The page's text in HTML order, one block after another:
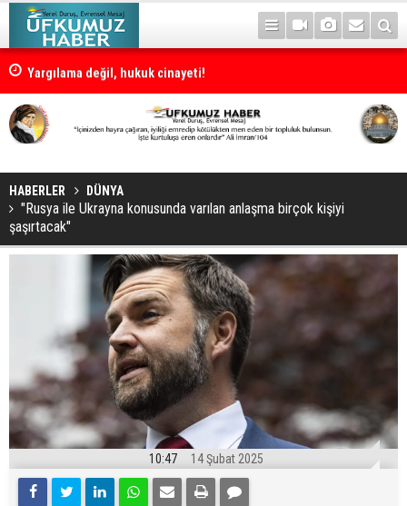
Yargılama değil, hukuk cinayeti!
HABERLER DÜNYA
"Rusya ile Ukrayna konusunda varılan anlaşma birçok kişiyi
şaşırtacak"
10:47 14 Şubat 2025